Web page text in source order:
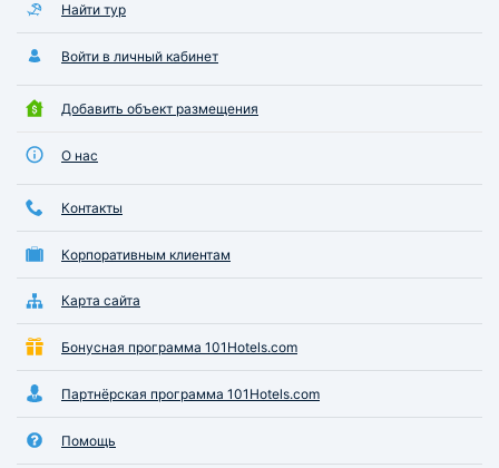
Найти тур
Войти в личный кабинет
Добавить объект размещения
О нас
Контакты
Корпоративным клиентам
Карта сайта
Бонусная программа 101Hotels.com
Партнёрская программа 101Hotels.com
Помощь